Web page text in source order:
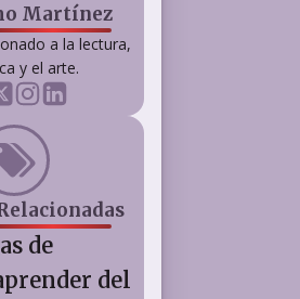
Martínez
a la lectura,
y el arte.
de
del